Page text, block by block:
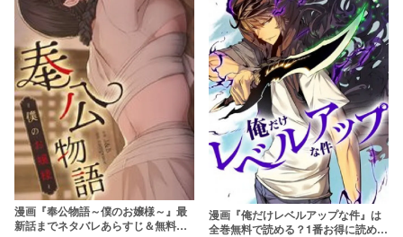
漫画『奉公物語～僕のお嬢様～』最
新話までネタバレあらすじ＆無料で
漫画『俺だけレベルアップな件』は
全巻無料で読める？1番お得に読める